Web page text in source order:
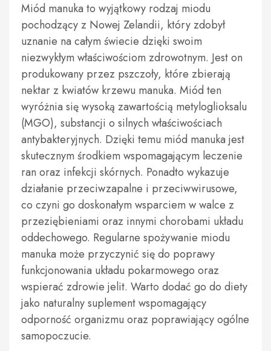
Miód manuka to wyjątkowy rodzaj miodu
pochodzący z Nowej Zelandii, który zdobył
uznanie na całym świecie dzięki swoim
niezwykłym właściwościom zdrowotnym. Jest on
produkowany przez pszczoły, które zbierają
nektar z kwiatów krzewu manuka. Miód ten
wyróżnia się wysoką zawartością metyloglioksalu
(MGO), substancji o silnych właściwościach
antybakteryjnych. Dzięki temu miód manuka jest
skutecznym środkiem wspomagającym leczenie
ran oraz infekcji skórnych. Ponadto wykazuje
działanie przeciwzapalne i przeciwwirusowe,
co czyni go doskonałym wsparciem w walce z
przeziębieniami oraz innymi chorobami układu
oddechowego. Regularne spożywanie miodu
manuka może przyczynić się do poprawy
funkcjonowania układu pokarmowego oraz
wspierać zdrowie jelit. Warto dodać go do diety
jako naturalny suplement wspomagający
odporność organizmu oraz poprawiający ogólne
samopoczucie.